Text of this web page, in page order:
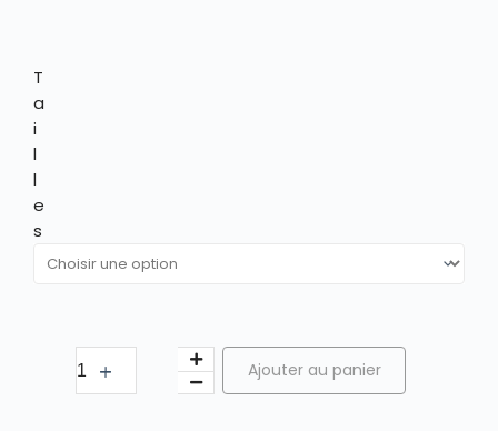
T
a
i
l
l
e
s
Ajouter au panier